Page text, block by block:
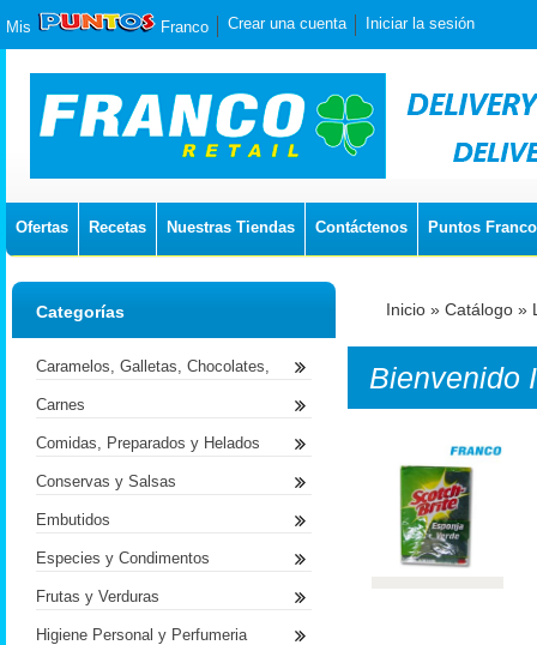
Mis Franco Crear una cuenta Iniciar la sesión
Ofertas Recetas Nuestras Tiendas Contáctenos Puntos Franco
Inicio » Catálogo »
Bienvenido
Categorías
Caramelos, Galletas, Chocolates,
Carnes
Comidas, Preparados y Helados
Conservas y Salsas
Embutidos
Especies y Condimentos
Frutas y Verduras
Higiene Personal y Perfumeria